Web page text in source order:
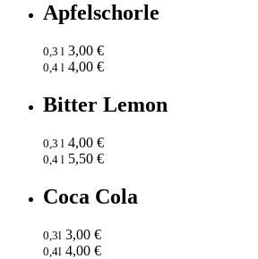
Apfelschorle
0,3 l 3,00 €
0,4 l 4,00 €
Bitter Lemon
0,3 l 4,00 €
0,4 l 5,50 €
Coca Cola
0,3l 3,00 €
0,4l 4,00 €